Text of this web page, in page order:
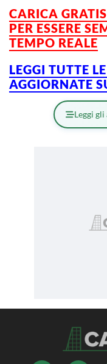
CARICA
PER ESSERE
TEMPO REALE
LEGGI TUTTE
AGGIORNATE
Leggi